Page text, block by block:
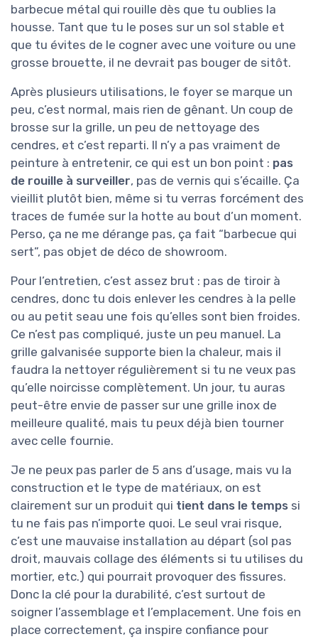
barbecue métal qui rouille dès que tu oublies la
housse. Tant que tu le poses sur un sol stable et
que tu évites de le cogner avec une voiture ou une
grosse brouette, il ne devrait pas bouger de sitôt.
Après plusieurs utilisations, le foyer se marque un
peu, c’est normal, mais rien de gênant. Un coup de
brosse sur la grille, un peu de nettoyage des
cendres, et c’est reparti. Il n’y a pas vraiment de
peinture à entretenir, ce qui est un bon point : pas
de rouille à surveiller, pas de vernis qui s’écaille. Ça
vieillit plutôt bien, même si tu verras forcément des
traces de fumée sur la hotte au bout d’un moment.
Perso, ça ne me dérange pas, ça fait “barbecue qui
sert”, pas objet de déco de showroom.
Pour l’entretien, c’est assez brut : pas de tiroir à
cendres, donc tu dois enlever les cendres à la pelle
ou au petit seau une fois qu’elles sont bien froides.
Ce n’est pas compliqué, juste un peu manuel. La
grille galvanisée supporte bien la chaleur, mais il
faudra la nettoyer régulièrement si tu ne veux pas
qu’elle noircisse complètement. Un jour, tu auras
peut-être envie de passer sur une grille inox de
meilleure qualité, mais tu peux déjà bien tourner
avec celle fournie.
Je ne peux pas parler de 5 ans d’usage, mais vu la
construction et le type de matériaux, on est
clairement sur un produit qui tient dans le temps si
tu ne fais pas n’importe quoi. Le seul vrai risque,
c’est une mauvaise installation au départ (sol pas
droit, mauvais collage des éléments si tu utilises du
mortier, etc.) qui pourrait provoquer des fissures.
Donc la clé pour la durabilité, c’est surtout de
soigner l’assemblage et l’emplacement. Une fois en
place correctement, ça inspire confiance pour